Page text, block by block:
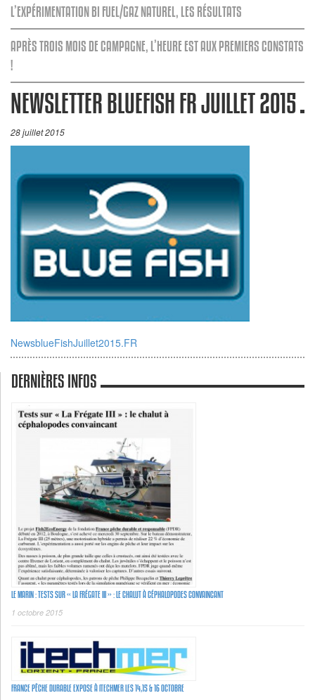
L’EXPÉRIMENTATION BI FUEL/GAZ NATUREL, LES RÉSULTATS
APRÈS TROIS MOIS DE CAMPAGNE, L’HEURE EST AUX PREMIERS CONSTATS
!
NEWSLETTER BLUEFISH FR JUILLET 2015
28 juillet 2015
NewsblueFishJuillet2015.FR
DERNIÈRES INFOS
LE MARIN : TESTS SUR « LA FRÉGATE III » : LE CHALUT À CÉPHALOPODES CONVAINCANT
1 octobre 2015
FRANCE PÊCHE DURABLE EXPOSE À ITECHMER LES 14,15 & 16 OCTOBRE